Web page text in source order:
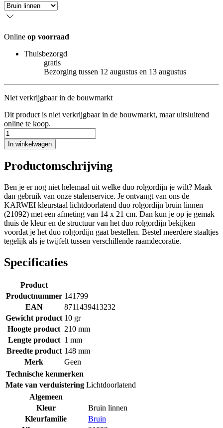
Online op voorraad
Thuisbezorgd
gratis
Bezorging tussen 12 augustus en 13 augustus
Niet verkrijgbaar in de bouwmarkt
Dit product is niet verkrijgbaar in de bouwmarkt, maar uitsluitend
online te koop.
In winkelwagen
Productomschrijving
Ben je er nog niet helemaal uit welke duo rolgordijn je wilt? Maak
dan gebruik van onze stalenservice. Je ontvangt van ons de
KARWEI kleurstaal lichtdoorlatend duo rolgordijn bruin linnen
(21092) met een afmeting van 14 x 21 cm. Dan kun je op je gemak
thuis de kleur en de structuur van het duo rolgordijn bekijken
voordat je het duo rolgordijn gaat bestellen. Bestel meerdere staaltjes
tegelijk als je twijfelt tussen verschillende raamdecoratie.
Specificaties
Product
Productnummer 141799
EAN
8711439413232
Gewicht product 10 gr
Hoogte product 210 mm
Lengte product 1 mm
Breedte product 148 mm
Merk
Geen
Technische kenmerken
Mate van verduistering Lichtdoorlatend
Algemeen
Kleur
Bruin linnen
Kleurfamilie
Bruin